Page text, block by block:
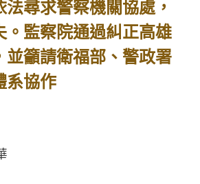
法尋求警察機關協處，
。監察院通過糾正高雄
並籲請衛福部、警政署
系協作